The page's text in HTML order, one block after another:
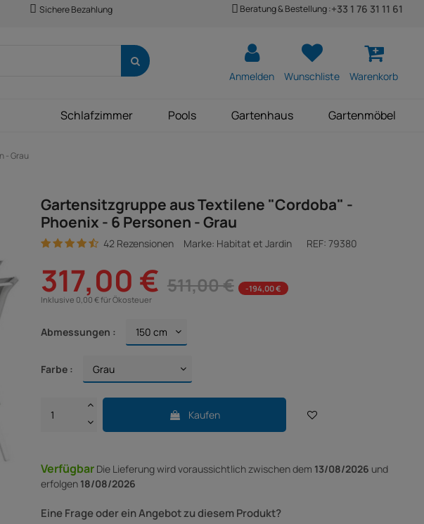
Sichere Bezahlung Beratung & Bestellung :+33 1 76 31 11 61
Anmelden Wunschliste Warenkorb
Schlafzimmer Pools Gartenhaus Gartenmöbel
- Grau
Gartensitzgruppe aus Textilene "Cordoba" -
Phoenix - 6 Personen - Grau
42 Rezensionen Marke: Habitat et Jardin REF:79380
317,00 € 511,00 €
-194,00 €
Inklusive 0,00 € für Ökosteuer
Abmessungen :
Farbe :
Kaufen
Verfügbar Die Lieferungwird voraussichtlich zwischen dem 13/08/2026 und
erfolgen 18/08/2026
Eine Frage oder ein Angebot zu diesem Produkt?